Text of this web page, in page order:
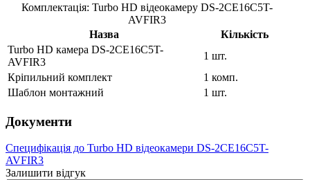
Комплектація: Turbo HD відеокамеру DS-2CE16C5T-
AVFIR3
Назва
Кількість
Turbo HD камера DS-2CE16C5T-
AVFIR3
1 шт.
Кріпильний комплект
1 комп.
Шаблон монтажний
1 шт.
Документи
Специфікація до Turbo HD відеокамери DS-2CE16C5T-
AVFIR3
Залишити відгук